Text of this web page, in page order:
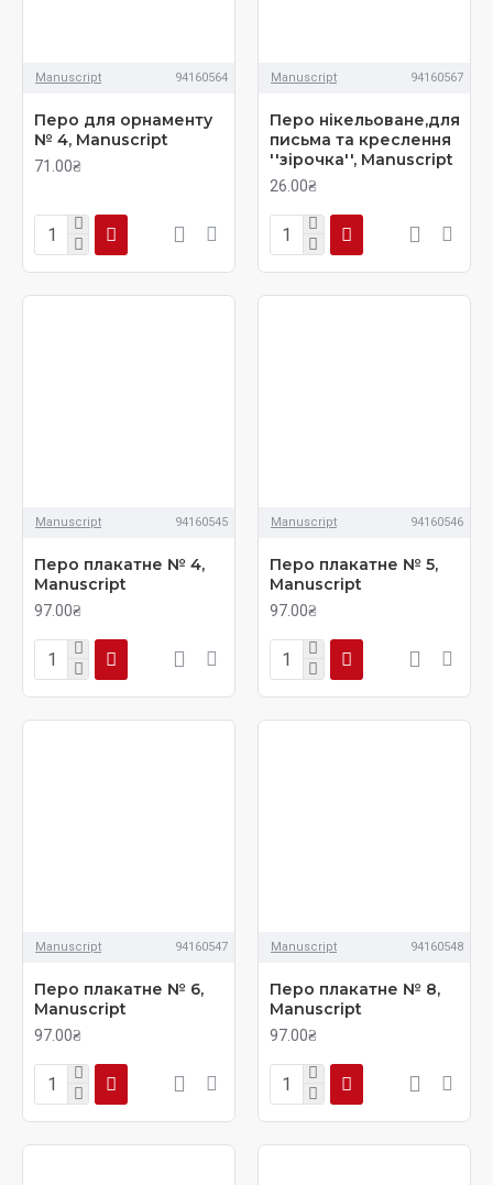
Manuscript 94160564
Перо для орнаменту
№ 4, Manuscript
71.00₴
Manuscript 94160567
Перо нікельоване,для
письма та креслення
''зірочка'', Manuscript
26.00₴
Manuscript 94160545
Перо плакатне № 4,
Manuscript
97.00₴
Manuscript 94160546
Перо плакатне № 5,
Manuscript
97.00₴
Manuscript 94160547
Перо плакатне № 6,
Manuscript
97.00₴
Manuscript 94160548
Перо плакатне № 8,
Manuscript
97.00₴